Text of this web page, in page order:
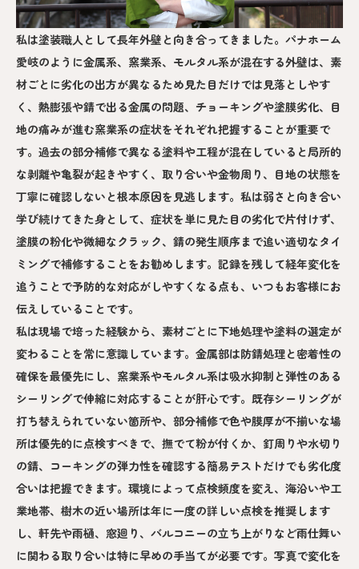
私は塗装職人として長年外壁と向き合ってきました。パナホーム
愛岐のように金属系、窯業系、モルタル系が混在する外壁は、素
材ごとに劣化の出方が異なるため見た目だけでは見落としやす
く、熱膨張や錆で出る金属の問題、チョーキングや塗膜劣化、目
地の痛みが進む窯業系の症状をそれぞれ把握することが重要で
す。過去の部分補修で異なる塗料や工程が混在していると局所的
な剥離や亀裂が起きやすく、取り合いや金物周り、目地の状態を
丁寧に確認しないと根本原因を見逃します。私は弱さと向き合い
学び続けてきた身として、症状を単に見た目の劣化で片付けず、
塗膜の粉化や微細なクラック、錆の発生順序まで追い適切なタイ
ミングで補修することをお勧めします。記録を残して経年変化を
追うことで予防的な対応がしやすくなる点も、いつもお客様にお
伝えしていることです。
私は現場で培った経験から、素材ごとに下地処理や塗料の選定が
変わることを常に意識しています。金属部は防錆処理と密着性の
確保を最優先にし、窯業系やモルタル系は吸水抑制と弾性のある
シーリングで伸縮に対応することが肝心です。既存シーリングが
打ち替えられていない箇所や、部分補修で色や膜厚が不揃いな場
所は優先的に点検すべきで、撫でて粉が付くか、釘周りや水切り
の錆、コーキングの弾力性を確認する簡易テストだけでも劣化度
合いは把握できます。環境によって点検頻度を変え、海沿いや工
業地帯、樹木の近い場所は年に一度の詳しい点検を推奨します
し、軒先や雨樋、窓廻り、バルコニーの立ち上がりなど雨仕舞い
に関わる取り合いは特に早めの手当てが必要です。写真で変化を